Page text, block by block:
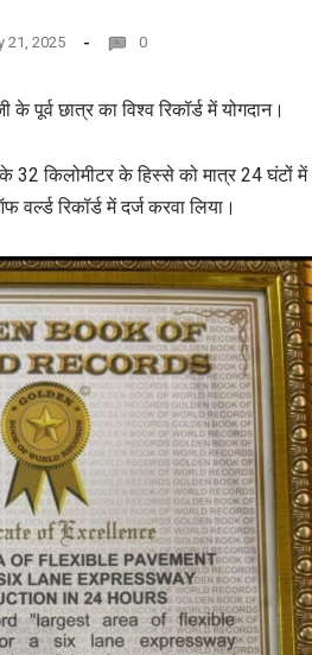
21, 2025 0
पूर्व छात्र का विश्व रिकॉर्ड में योगदान।
32 किलोमीटर के हिस्से को मात्र 24 घंटों में
रिकॉर्ड में दर्ज करवा लिया।